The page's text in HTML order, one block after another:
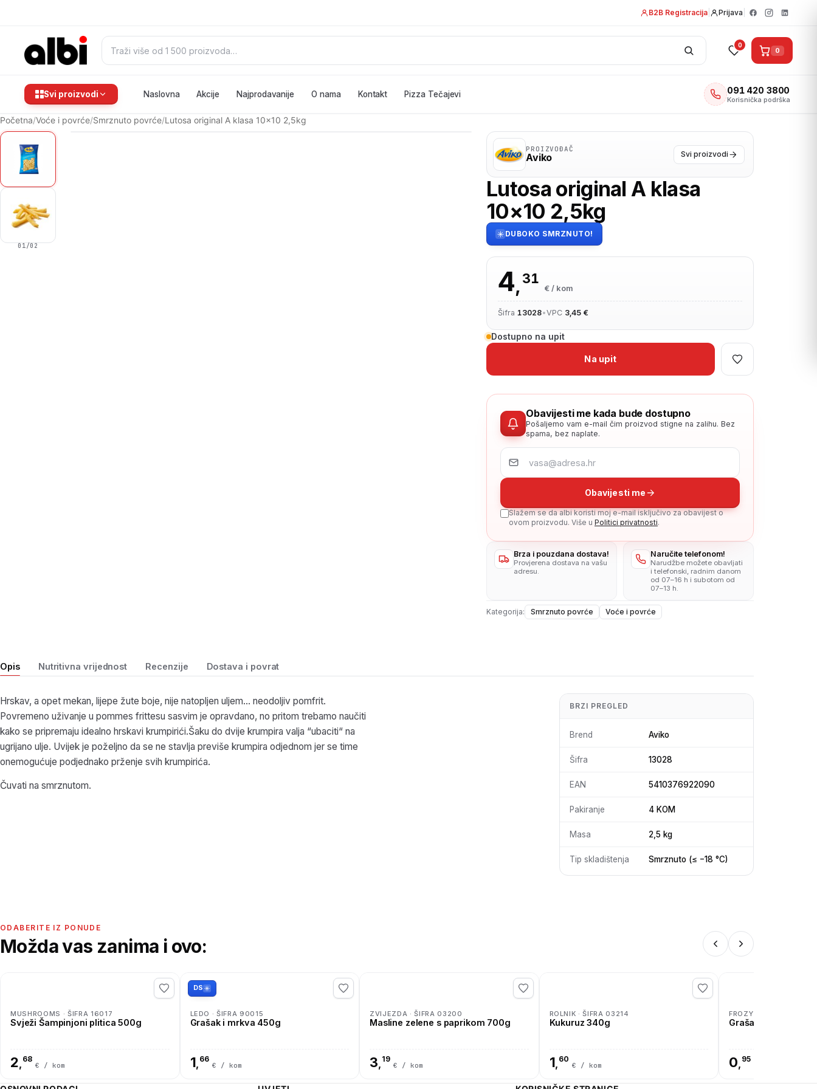
B2B Registracija Prijava
Pretraži: 0
0
Svi proizvodi Naslovna Akcije Najprodavanije O nama Kontakt Pizza Tečajevi 091 420 3800
Korisnička podrška
Početna/Voće i povrće/Smrznuto povrće/Lutosa original A klasa 10×10 2,5kg
PROIZVOĐAČ
Aviko Svi proizvodi
Lutosa original A klasa
10×10 2,5kg
DUBOKO SMRZNUTO!
01/02
4,31
€ / kom
Šifra 13028•VPC 3,45 €
Dostupno na upit
Na upit
Obavijesti me kada bude dostupno
Pošaljemo vam e-mail čim proizvod stigne na zalihu. Bez
spama, bez naplate.
Obavijesti me
Slažem se da albi koristi moj e-mail isključivo za obavijest o
ovom proizvodu. Više u Politici privatnosti.
Brza i pouzdana dostava!
Provjerena dostava na vašu
adresu.
Naručite telefonom!
Narudžbe možete obavljati
i telefonski, radnim danom
od 07–16 h i subotom od
07–13 h.
Kategorija: Smrznuto povrće Voće i povrće
Opis Nutritivna vrijednost Recenzije Dostava i povrat
Hrskav, a opet mekan, lijepe žute boje, nije natopljen uljem… neodoljiv pomfrit.
Povremeno uživanje u pommes frittesu sasvim je opravdano, no pritom trebamo naučiti
kako se pripremaju idealno hrskavi krumpirići.Šaku do dvije krumpira valja “ubaciti“ na
ugrijano ulje. Uvijek je poželjno da se ne stavlja previše krumpira odjednom jer se time
onemogućuje podjednako prženje svih krumpirića.
Čuvati na smrznutom.
BRZI PREGLED
Brend Aviko
Šifra 13028
EAN 5410376922090
Pakiranje 4 KOM
Masa 2,5 kg
Tip skladištenja Smrznuto (≤ −18 °C)
ODABERITE IZ PONUDE
Možda vas zanima i ovo:
MUSHROOMS · ŠIFRA 16017
Svježi Šampinjoni plitica 500g
2, 68
€ / kom
DS
LEDO · ŠIFRA 90015
Grašak i mrkva 450g
1, 66
€ / kom
ZVIJEZDA · ŠIFRA 03200
Masline zelene s paprikom 700g
3, 19
€ / kom
ROLNIK · ŠIFRA 03214
Kukuruz 340g
1, 60
€ / kom
FROZY · ŠIFRA 90003
Grašak + mrkva
0, 95